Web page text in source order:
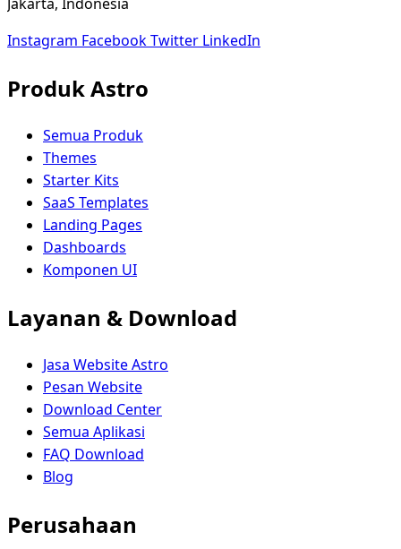
Instagram FacebookTwitter LinkedIn
Produk Astro
Semua Produk
Themes
Starter Kits
SaaS Templates
Landing Pages
Dashboards
Komponen UI
Layanan & Download
Jasa Website Astro
Pesan Website
Download Center
Semua Aplikasi
FAQ Download
Blog
Perusahaan